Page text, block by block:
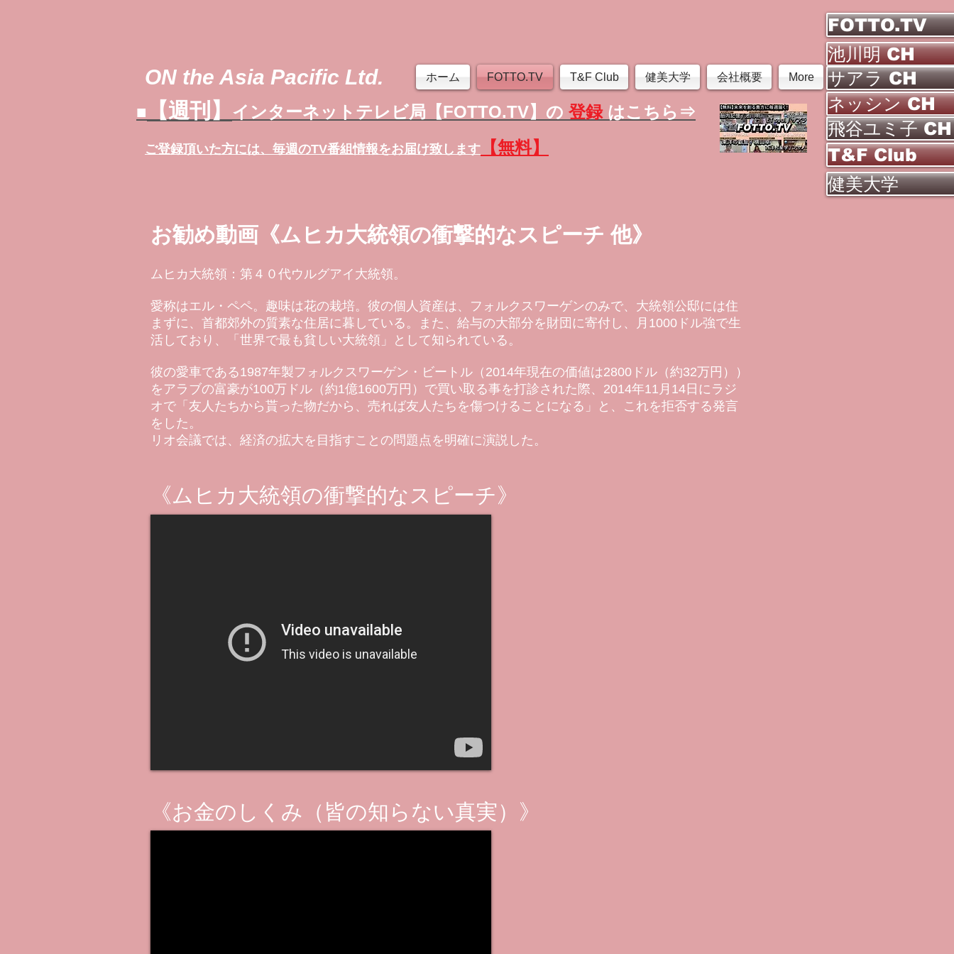
FOTTO.TV
池川明 CH
ON the Asia Pacific Ltd. ホーム FOTTO.TV T&F Club 健美大学 会社概要 More
■ 【週刊】 インターネットテレビ局【FOTTO.TV】の 登録 はこちら⇒
ご登録頂いた方には、 毎週のTV番組情報をお届け致します 【無料】
サアラ CH
ネッシン CH
飛谷ユミ子 CH
T&F Club
健美大学
お勧め動画《ムヒカ大統領の衝撃的なスピーチ 他》
ムヒカ大統領：第４０代ウルグアイ大統領。
愛称はエル・ペペ。趣味は花の栽培。彼の個人資産は、フォルクスワーゲンのみで、大統領公邸には住
まずに、首都郊外の質素な住居に暮している。また、給与の大部分を財団に寄付し、月1000ドル強で生
活しており、「世界で最も貧しい大統領」として知られている。
彼の愛車である1987年製フォルクスワーゲン・ビートル（2014年現在の価値は2800ドル（約32万円））
をアラブの富豪が100万ドル（約1億1600万円）で買い取る事を打診された際、2014年11月14日にラジ
オで「友人たちから貰った物だから、売れば友人たちを傷つけることになる」と、これを拒否する発言
をした。
リオ会議では、経済の拡大を目指すことの問題点を明確に演説した。
《ムヒカ大統領の衝撃的なスピーチ》
《お金のしくみ（皆の知らない真実）》